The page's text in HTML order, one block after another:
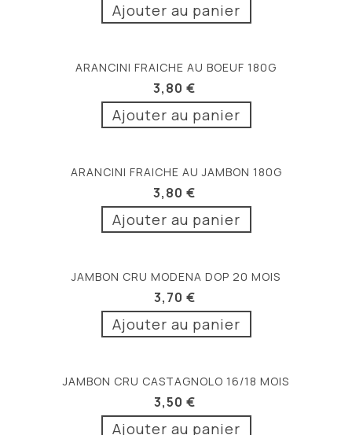
Ajouter au panier
ARANCINI FRAICHE AU BOEUF 180G
3,80 €
Ajouter au panier
ARANCINI FRAICHE AU JAMBON 180G
3,80 €
Ajouter au panier
JAMBON CRU MODENA DOP 20 MOIS
3,70 €
Ajouter au panier
JAMBON CRU CASTAGNOLO 16/18 MOIS
3,50 €
Ajouter au panier